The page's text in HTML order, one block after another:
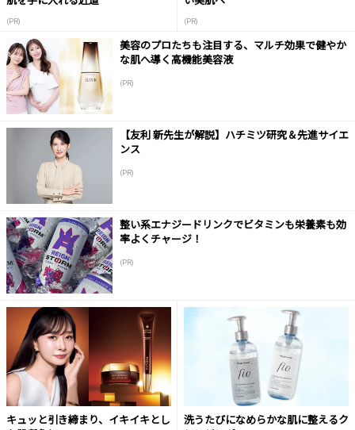
(PR) (PR)
美容のプロたちも注目する、マルチ効果で健やか
な肌へ導く高機能美容液
(PR)
【友利 新先生が解説】ハチミツ研究＆先進サイエ
ンス
(PR)
整い系エナジードリンクでビタミンも栄養素も効
率よくチャージ！
(PR)
キュッと引き締まり、イキイキとし
洗うたびになめらかな肌に整えるク